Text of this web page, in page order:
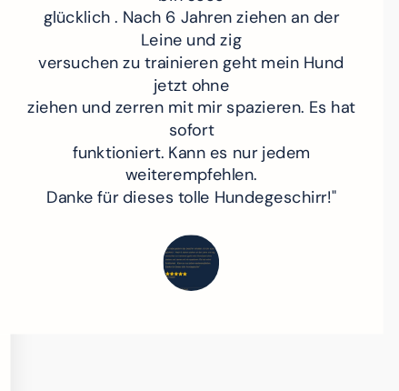
glücklich . Nach 6 Jahren ziehen an der
Leine und zig
versuchen zu trainieren geht mein Hund
jetzt ohne
ziehen und zerren mit mir spazieren. Es hat
sofort
funktioniert. Kann es nur jedem
weiterempfehlen.
Danke für dieses tolle Hundegeschirr!"